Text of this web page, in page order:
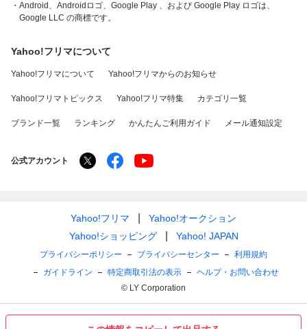
・Android、Androidロゴ、Google Play 、および Google Play ロゴは、
Google LLC の商標です。
Yahoo!フリマについて
Yahoo!フリマについて Yahoo!フリマからのお知らせ
Yahoo!フリマトピックス Yahoo!フリマ特集 カテゴリ一覧
ブランド一覧 ランキング かんたんご利用ガイド メール通知設定
公式アカウント
Yahoo!フリマ
Yahoo!オークション
Yahoo!ショッピング
Yahoo! JAPAN
プライバシーポリシー プライバシーセンター
利用規約
ガイドライン
特定商取引法の表示
ヘルプ・お問い合わせ
© LY Corporation